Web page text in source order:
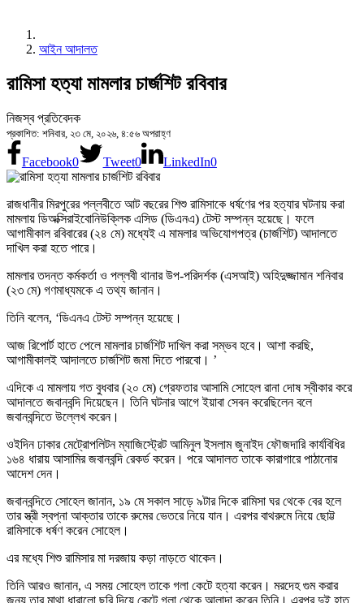
আইন আদালত
রামিসা হত্যা মামলার চার্জশিট রবিবার
নিজস্ব প্রতিবেদক
প্রকাশিত: শনিবার, ২৩ মে, ২০২৬, ৪:৫৬ অপরাহ্ণ
Facebook0 Tweet0 LinkedIn0
রাজধানীর মিরপুরের পল্লবীতে আট বছরের শিশু রামিসাকে ধর্ষণের পর হত্যার ঘটনায় করা
মামলায় ডিঅক্সিরাইবোনিউক্লিক এসিড (ডিএনএ) টেস্ট সম্পন্ন হয়েছে। ফলে
আগামীকাল রবিবারের (২৪ মে) মধ্যেই এ মামলার অভিযোগপত্র (চার্জশিট) আদালতে
দাখিল করা হতে পারে।
মামলার তদন্ত কর্মকর্তা ও পল্লবী থানার উপ-পরিদর্শক (এসআই) অহিদুজ্জামান শনিবার
(২৩ মে) গণমাধ্যমকে এ তথ্য জানান।
তিনি বলেন, ‘ডিএনএ টেস্ট সম্পন্ন হয়েছে।
আজ রিপোর্ট হাতে পেলে মামলার চার্জশিট দাখিল করা সম্ভব হবে। আশা করছি,
আগামীকালই আদালতে চার্জশিট জমা দিতে পারবো। ’
এদিকে এ মামলায় গত বুধবার (২০ মে) গ্রেফতার আসামি সোহেল রানা দোষ স্বীকার করে
আদালতে জবানবন্দি দিয়েছেন। তিনি ঘটনার আগে ইয়াবা সেবন করেছিলেন বলে
জবানবন্দিতে উল্লেখ করেন।
ওইদিন ঢাকার মেট্রোপলিটন ম্যাজিস্ট্রেট আমিনুল ইসলাম জুনাইদ ফৌজদারি কার্যবিধির
১৬৪ ধারায় আসামির জবানবন্দি রেকর্ড করেন। পরে আদালত তাকে কারাগারে পাঠানোর
আদেশ দেন।
জবানবন্দিতে সোহেল জানান, ১৯ মে সকাল সাড়ে ৯টার দিকে রামিসা ঘর থেকে বের হলে
তার স্ত্রী স্বপ্না আক্তার তাকে রুমের ভেতরে নিয়ে যান। এরপর বাথরুমে নিয়ে ছোট্ট
রামিসাকে ধর্ষণ করেন সোহেল।
এর মধ্যে শিশু রামিসার মা দরজায় কড়া নাড়তে থাকেন।
তিনি আরও জানান, এ সময় সোহেল তাকে গলা কেটে হত্যা করেন। মরদেহ গুম করার
জন্য তার মাথা ধারালো ছুরি দিয়ে কেটে গলা থেকে আলাদা করেন তিনি। এরপর দুই হাত